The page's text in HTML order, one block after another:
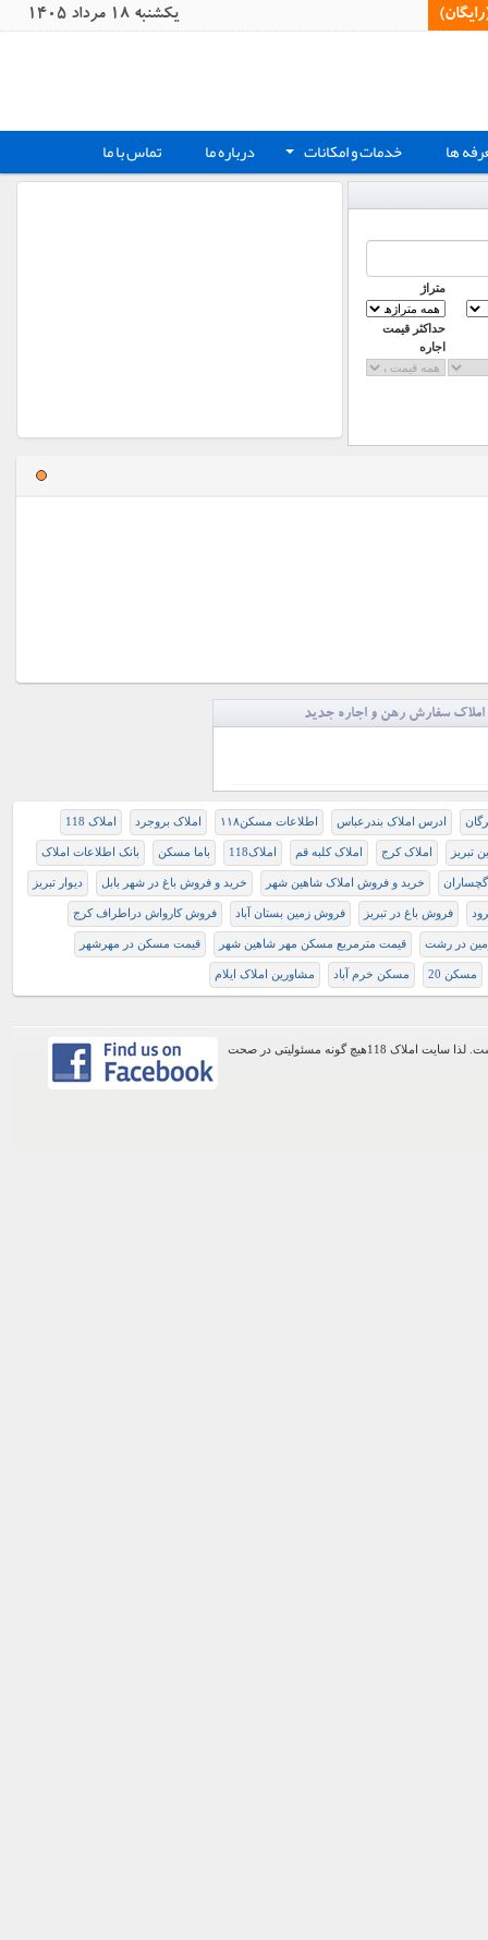
يکشنبه 18 مرداد 1405
ها + خدمات و امکانات درباره ما تماس با ما
متراژ
حداکثر قیمت
اجاره
املاک سفارش رهن و اجاره جدید
ادرس املاک بندرعباس اطلاعات مسكن١١٨ املاک بروجرد املاک 118
تبریز املاک کرج املاک کلبه قم املاک118 باما مسکن بانک اطلاعات املاک
گچساران خرید و فروش املاک شاهین شهر خرید و فروش باغ در شهر بابل دیوار تبریز
فروش باغ در تبريز فروش زمین بستان آباد فروش کارواش دراطراف کرج
در رشت قیمت مترمربع مسکن مهر شاهین شهر قیمت مسکن در مهرشهر
مسكن 20 مسکن خرم آباد مشاورین املاک ایلام
اطلاعات موجود در این وب سایت از طریق کاربران عمومی سایت ثبت شده است. لذا سایت املاک 118هیچ گونه مسئولیتی در صحت